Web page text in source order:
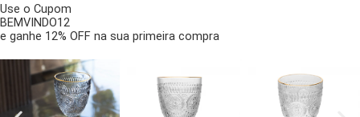
Use o Cupom
BEMVINDO12
e ganhe 12% OFF na sua primeira compra